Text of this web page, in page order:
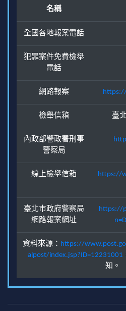
名稱
全國各地報案電話
犯罪案件免費檢舉
電話
網路報案
檢舉信箱 臺
內政部警政署刑事
警察局
線上檢舉信箱
https://
臺北市政府警察局
網路報案網址
https://
資料來源： https://
alpost/index.jsp?ID=12231001
知。